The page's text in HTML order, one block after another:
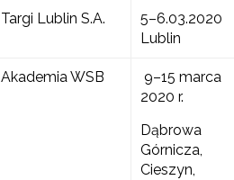
Targi Lublin S.A.
5–6.03.2020
Lublin
Akademia WSB
9–15 marca
2020 r.
Dąbrowa
Górnicza,
Cieszyn,